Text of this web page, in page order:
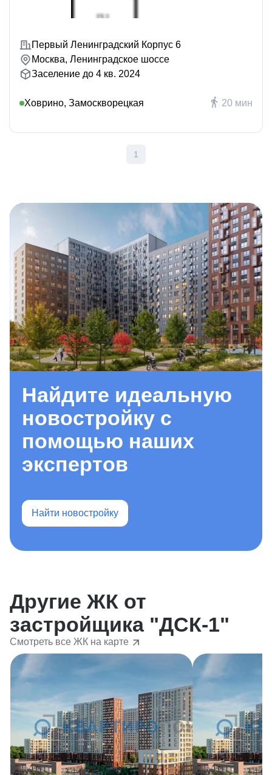
Первый Ленинградский Корпус 6
Москва, Ленинградское шоссе
Заселение до 4 кв. 2024
Ховрино, Замоскворецкая 20 мин
1
Найдите идеальную
новостройку с
помощью наших
экспертов
Найти новостройку
Другие ЖК от
застройщика "ДСК-1"
Смотреть все ЖК на карте